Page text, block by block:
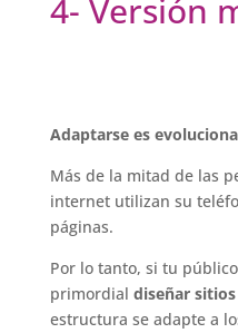
4- Versión
Adaptarse es
Más de la mitad de las
internet utilizan su
páginas.
Por lo tanto, si tu
primordial diseñar
estructura se adapte a